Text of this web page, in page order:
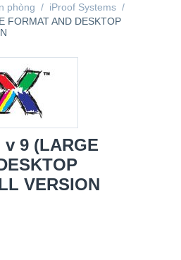
phòng / iProof Systems /
FORMAT AND DESKTOP
9 (LARGE
VERSION